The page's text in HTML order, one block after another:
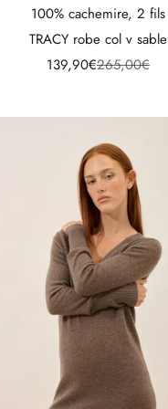
100% cachemire, 2 fils
TRACY robe col v sable
Prix de vente
139,90€Prix normal
265,00€